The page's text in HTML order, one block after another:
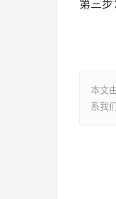
第三步
本文
系我